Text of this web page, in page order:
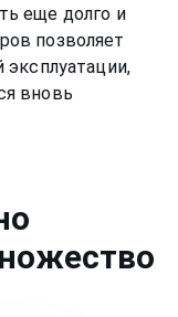
еще долго и
позволяет
эксплуатации,
вновь